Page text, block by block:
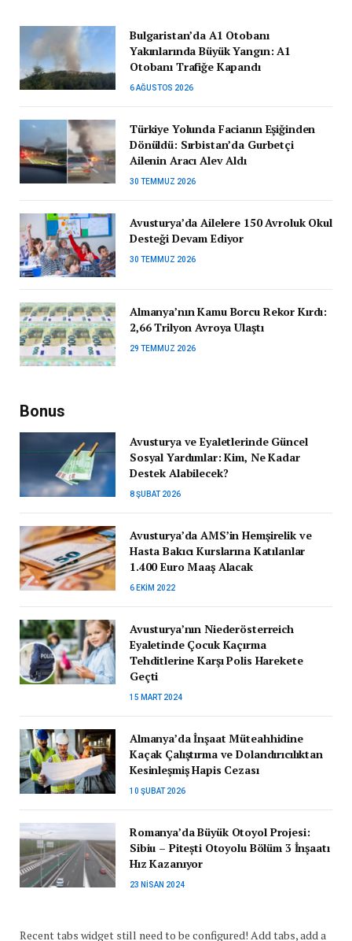
Bulgaristan’da A1 Otobanı
Yakınlarında Büyük Yangın: A1
Otobanı Trafiğe Kapandı
6 AĞUSTOS 2026
Türkiye Yolunda Facianın Eşiğinden
Dönüldü: Sırbistan’da Gurbetçi
Ailenin Aracı Alev Aldı
30 TEMMUZ 2026
Avusturya’da Ailelere 150 Avroluk Okul
Desteği Devam Ediyor
30 TEMMUZ 2026
Almanya’nın Kamu Borcu Rekor Kırdı:
2,66 Trilyon Avroya Ulaştı
29 TEMMUZ 2026
Bonus
Avusturya ve Eyaletlerinde Güncel
Sosyal Yardımlar: Kim, Ne Kadar
Destek Alabilecek?
8 ŞUBAT 2026
Avusturya’da AMS’in Hemşirelik ve
Hasta Bakıcı Kurslarına Katılanlar
1.400 Euro Maaş Alacak
6 EKIM 2022
Avusturya’nın Niederösterreich
Eyaletinde Çocuk Kaçırma
Tehditlerine Karşı Polis Harekete
Geçti
15 MART 2024
Almanya’da İnşaat Müteahhidine
Kaçak Çalıştırma ve Dolandırıcılıktan
Kesinleşmiş Hapis Cezası
10 ŞUBAT 2026
Romanya’da Büyük Otoyol Projesi:
Sibiu – Pitești Otoyolu Bölüm 3 İnşaatı
Hız Kazanıyor
23 NISAN 2024
Recent tabs widget still need to be configured! Add tabs, add a